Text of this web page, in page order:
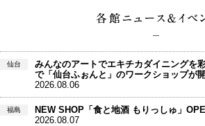
仙台
みんなのアートでエキチカダイニングを
で「仙台ふぉんと」のワークショップが
2026.08.06
福島
NEW SHOP「食と地酒 もりっしゅ」
2026.08.07